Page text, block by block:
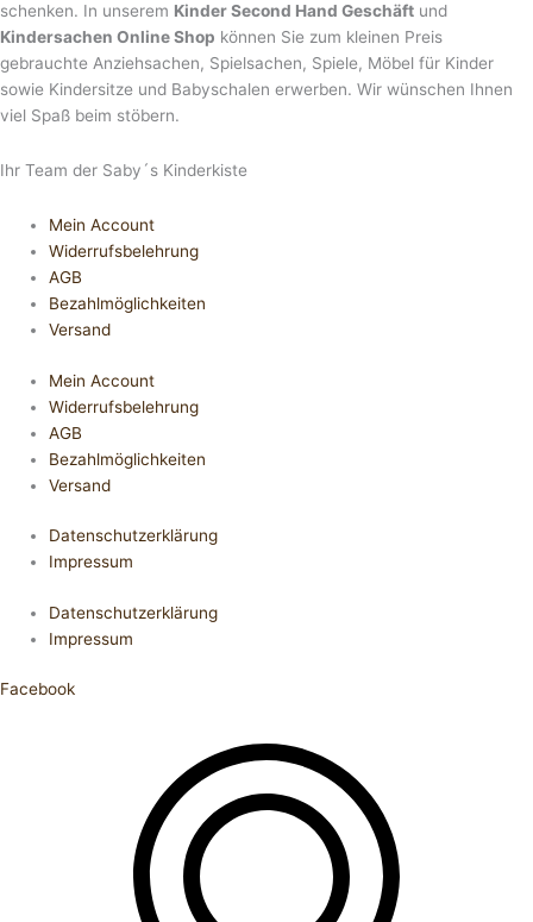
schenken. In unserem Kinder Second Hand Geschäft und
Kindersachen Online Shop können Sie zum kleinen Preis
gebrauchte Anziehsachen, Spiel­sachen, Spiele, Möbel für Kinder
sowie Kindersitze und Babyschalen erwerben. Wir wünschen Ihnen
viel Spaß beim stöbern.
Ihr Team der Saby´s Kinderkiste
Mein Account
Widerrufsbelehrung
AGB
Bezahlmöglichkeiten
Versand
Mein Account
Widerrufsbelehrung
AGB
Bezahlmöglichkeiten
Versand
Datenschutzerklärung
Impressum
Datenschutzerklärung
Impressum
Facebook